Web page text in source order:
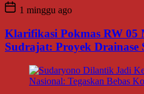
1 minggu ago
Klarifikasi Pokmas RW 05
Sudrajat: Proyek Drainase